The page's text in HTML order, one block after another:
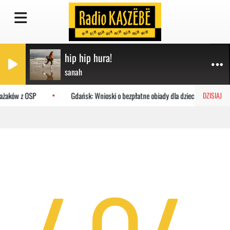
hip hip hura!
sanah
DZISIAJ
z OSP Gdańsk: Wnioski o bezpłatne obiady dla dzieci do MOPR